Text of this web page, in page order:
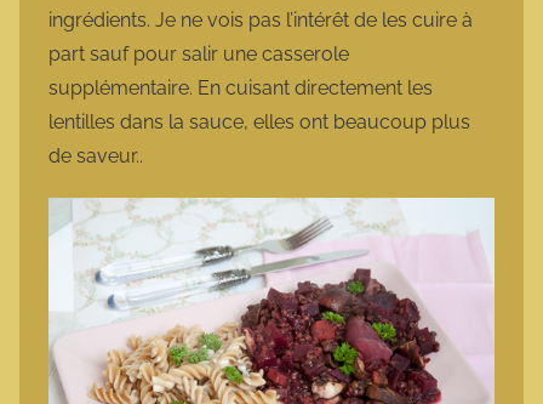
ingrédients. Je ne vois pas l’intérêt de les cuire à
part sauf pour salir une casserole
supplémentaire. En cuisant directement les
lentilles dans la sauce, elles ont beaucoup plus
de saveur..